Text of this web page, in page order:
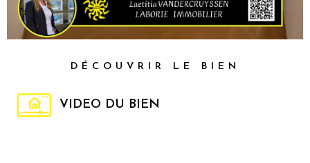
DÉCOUVRIR LE BIEN
VIDEO DU BIEN